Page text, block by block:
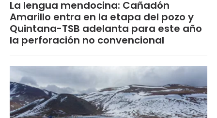
La lengua mendocina: Cañadón
Amarillo entra en la etapa del pozo y
Quintana-TSB adelanta para este año
la perforación no convencional